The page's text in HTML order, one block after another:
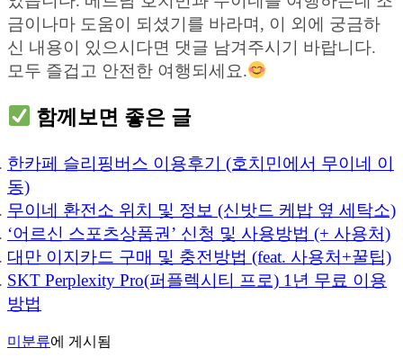
금이나마 도움이 되셨기를 바라며, 이 외에 궁금하
신 내용이 있으시다면 댓글 남겨주시기 바랍니다.
모두 즐겁고 안전한 여행되세요.
함께보면 좋은 글
한카페 슬리핑버스 이용후기 (호치민에서 무이네 이
동)
무이네 환전소 위치 및 정보 (신밧드 케밥 옆 세탁소)
‘어르신 스포츠상품권’ 신청 및 사용방법 (+ 사용처)
대만 이지카드 구매 및 충전방법 (feat. 사용처+꿀팁)
SKT Perplexity Pro(퍼플렉시티 프로) 1년 무료 이용
방법
미분류에 게시됨